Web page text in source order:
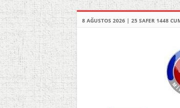
8 AĞUSTOS 2026 | 25 SAFER 1448